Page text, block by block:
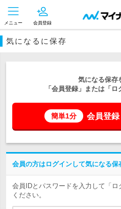
メニュー 会員登録
気になるに保存
気になる保存
「会員登録」または「ロ
簡単1分 会員登
会員の方はログインして気になる保
会員IDとパスワードを入力して「
ください。